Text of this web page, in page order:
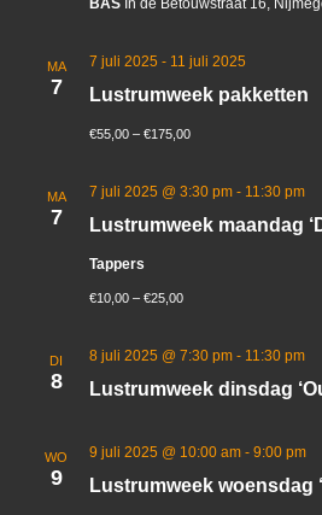
BAS In de Betouwstraat 16,
MA
7 Lustrumweek pakketten
7 juli 2025 - 11 juli 2025
€55,00 – €175,00
MA
7 Lustrumweek maandag
7 juli 2025 @ 3:30 pm- 11:30 pm
Tappers
€10,00 – €25,00
DI
8 Lustrumweek dinsdag
8 juli 2025 @ 7:30 pm- 11:30 pm
WO
9 Lustrumweek woensdag
9 juli 2025 @ 10:00 am- 9:00 pm